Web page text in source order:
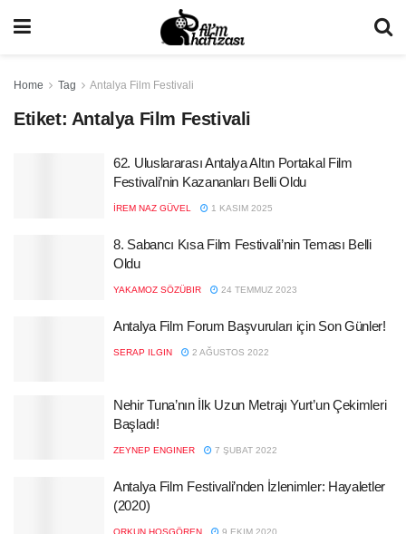
Home Tag Antalya Film Festivali
Etiket: Antalya Film Festivali
62. Uluslararası Antalya Altın Portakal Film
Festivali’nin Kazananları Belli Oldu
İREM NAZ GÜVEL 1 KASIM 2025
8. Sabancı Kısa Film Festivali’nin Teması Belli
Oldu
YAKAMOZ SÖZÜBIR 24 TEMMUZ 2023
Antalya Film Forum Başvuruları için Son Günler!
SERAP ILGIN 2 AĞUSTOS 2022
Nehir Tuna’nın İlk Uzun Metrajı Yurt’un Çekimleri
Başladı!
ZEYNEP ENGINER 7 ŞUBAT 2022
Antalya Film Festivali’nden İzlenimler: Hayaletler
(2020)
ORKUN HOŞGÖREN 9 EKIM 2020